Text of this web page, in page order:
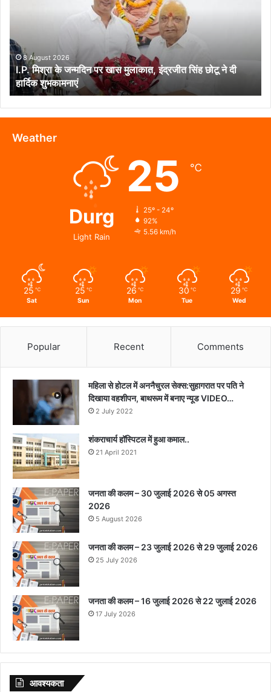
मुलाकात,
इंद्रजीत
सिंह
छोटू
ने
दी
हार्दिक
शुभकामनाएं
8 August 2026
I.P. मिश्रा के जन्मदिन पर खास मुलाकात, इंद्रजीत सिंह छोटू ने दी
हार्दिक शुभकामनाएं
Weather
Durg
Light Rain
25 ℃
25º - 24º
92%
5.56 km/h
25 ℃
Sat
25 ℃
Sun
26 ℃
Mon
30 ℃
Tue
29 ℃
Wed
Popular Recent Comments
महिला से होटल में अननैचुरल सेक्स:सुहागरात पर पति ने
दिखाया वहशीपन, बाथरूम में बनाए न्यूड VIDEO…
2 July 2022
शंकराचार्य हॉस्पिटल में हुआ कमाल..
21 April 2021
जनता की कलम – 30 जुलाई 2026 से 05 अगस्त
2026
5 August 2026
जनता की कलम – 23 जुलाई 2026 से 29 जुलाई 2026
25 July 2026
जनता की कलम – 16 जुलाई 2026 से 22 जुलाई 2026
17 July 2026
आवश्‍यकता